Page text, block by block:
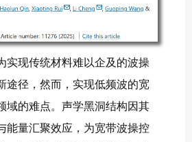
实现传统材料难以企及的波操
途径，然而，实现低频波的宽
域的难点。声学黑洞结构因其
能量汇聚效应，为宽带波操控